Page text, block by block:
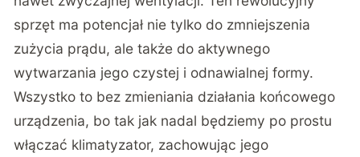
sprzęt ma potencjał nie tylko do zmniejszenia
zużycia prądu, ale także do aktywnego
wytwarzania jego czystej i odnawialnej formy.
Wszystko to bez zmieniania działania końcowego
urządzenia, bo tak jak nadal będziemy po prostu
włączać klimatyzator, zachowując jego